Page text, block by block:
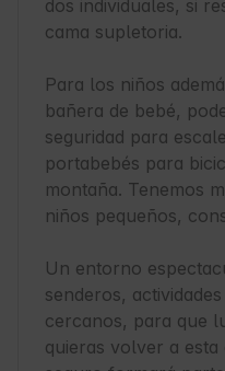
dos individuales, si
cama supletoria.
Para los niños
bañera de bebé,
seguridad para
portabebés para
montaña. Tenemos
niños pequeños,
Un entorno
senderos,
cercanos, para que
quieras volver a esta